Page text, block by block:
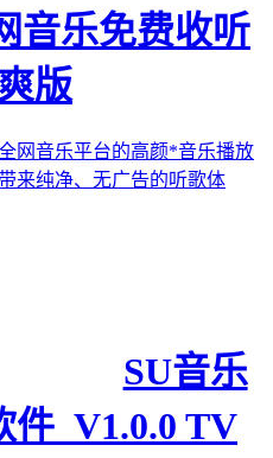
音乐免费收听
版
网音乐平台的高颜*音乐播放
来纯净、无广告的听歌体
SU音乐
件_V1.0.0 TV